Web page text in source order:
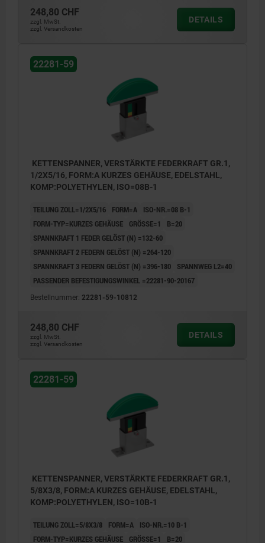
248,80 CHF
zzgl. MwSt.
zzgl. Versandkosten
DETAILS
22281-59
KETTENSPANNER, VERSTÄRKTE FEDERKRAFT GR.1,
1/2X5/16, FORM:A KURZES GEHÄUSE, EDELSTAHL,
KOMP:POLYETHYLEN, ISO=08B-1
TEILUNG ZOLL=1/2X5/16 FORM=A
ISO-NR.=08 B-1
FORM-TYP=KURZES GEHÄUSE
GRÖSSE=1
B=20
SPANNKRAFT 1 FEDER GELÖST (N) =132-60
SPANNKRAFT 2 FEDERN GELÖST (N) =264-120
SPANNKRAFT 3 FEDERN GELÖST (N) =396-180
SPANNWEG L2=40
PASSENDER BEFESTIGUNGSWINKEL =22281-90-20167
Bestellnummer: 22281-59-10812
248,80 CHF
zzgl. MwSt.
zzgl. Versandkosten
DETAILS
22281-59
KETTENSPANNER, VERSTÄRKTE FEDERKRAFT GR.1,
5/8X3/8, FORM:A KURZES GEHÄUSE, EDELSTAHL,
KOMP:POLYETHYLEN, ISO=10B-1
TEILUNG ZOLL=5/8X3/8 FORM=A
ISO-NR.=10 B-1
FORM-TYP=KURZES GEHÄUSE
GRÖSSE=1 B=20